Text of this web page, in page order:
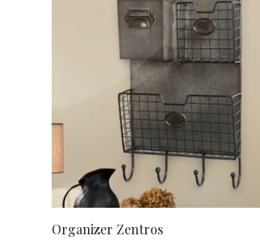
Organizer Zentros